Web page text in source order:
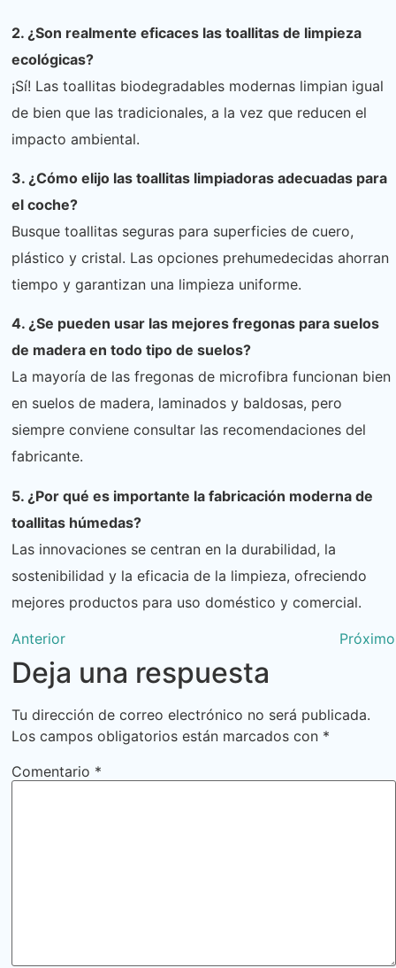
2. ¿Son realmente eficaces las toallitas de limpieza
ecológicas?
¡Sí! Las toallitas biodegradables modernas limpian igual
de bien que las tradicionales, a la vez que reducen el
impacto ambiental.
3. ¿Cómo elijo las toallitas limpiadoras adecuadas para
el coche?
Busque toallitas seguras para superficies de cuero,
plástico y cristal. Las opciones prehumedecidas ahorran
tiempo y garantizan una limpieza uniforme.
4. ¿Se pueden usar las mejores fregonas para suelos
de madera en todo tipo de suelos?
La mayoría de las fregonas de microfibra funcionan bien
en suelos de madera, laminados y baldosas, pero
siempre conviene consultar las recomendaciones del
fabricante.
5. ¿Por qué es importante la fabricación moderna de
toallitas húmedas?
Las innovaciones se centran en la durabilidad, la
sostenibilidad y la eficacia de la limpieza, ofreciendo
mejores productos para uso doméstico y comercial.
Anterior Próximo
Deja una respuesta
Tu dirección de correo electrónico no será publicada.
Los campos obligatorios están marcados con *
Comentario *